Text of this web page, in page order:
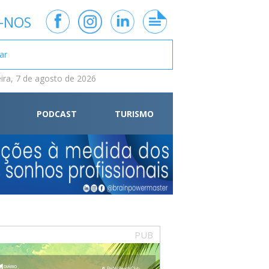
7 de agosto de 2026
PODCAST TURISMO
PUB